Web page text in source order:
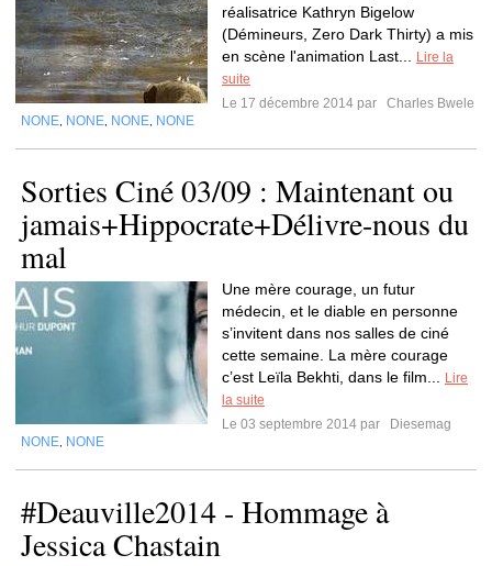
réalisatrice Kathryn Bigelow
(Démineurs, Zero Dark Thirty) a mis
en scène l'animation Last...
Lire la
suite
Le 17 décembre 2014 par
Charles Bwele
NONE NONE NONE NONE
Sorties Ciné 03/09 : Maintenant ou
jamais+Hippocrate+Délivre-nous du
mal
Une mère courage, un futur
médecin, et le diable en personne
s’invitent dans nos salles de ciné
cette semaine. La mère courage
c’est Leïla Bekhti, dans le film...
Lire
la suite
Le 03 septembre 2014 par
Diesemag
NONE NONE
#Deauville2014 - Hommage à
Jessica Chastain